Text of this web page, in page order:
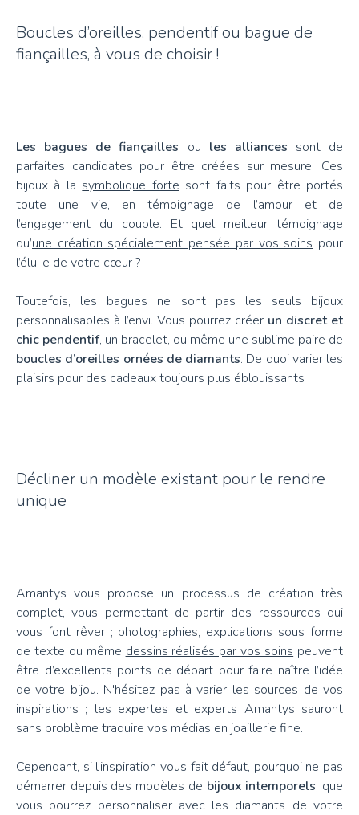
Boucles d’oreilles, pendentif ou bague de
fiançailles, à vous de choisir !
Les bagues de fiançailles ou les alliances sont de
parfaites candidates pour être créées sur mesure. Ces
bijoux à la symbolique forte sont faits pour être portés
toute une vie, en témoignage de l’amour et de
l’engagement du couple. Et quel meilleur témoignage
qu’une création spécialement pensée par vos soins pour
l’élu-e de votre cœur ?
Toutefois, les bagues ne sont pas les seuls bijoux
personnalisables à l’envi. Vous pourrez créer un discret et
chic pendentif, un bracelet, ou même une sublime paire de
boucles d’oreilles ornées de diamants. De quoi varier les
plaisirs pour des cadeaux toujours plus éblouissants !
Décliner un modèle existant pour le rendre
unique
Amantys vous propose un processus de création très
complet, vous permettant de partir des ressources qui
vous font rêver ; photographies, explications sous forme
de texte ou même dessins réalisés par vos soins peuvent
être d’excellents points de départ pour faire naître l’idée
de votre bijou. N'hésitez pas à varier les sources de vos
inspirations ; les expertes et experts Amantys sauront
sans problème traduire vos médias en joaillerie fine.
Cependant, si l’inspiration vous fait défaut, pourquoi ne pas
démarrer depuis des modèles de bijoux intemporels, que
vous pourrez personnaliser avec les diamants de votre